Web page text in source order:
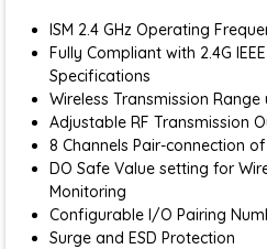
ISM 2.4 GHz Operating
Fully Compliant with 2.4G
Specifications
Wireless Transmission
Adjustable RF Transmission
8 Channels Pair-connection
DO Safe Value setting for
Monitoring
Configurable I/O Pairing
Surge and ESD Protection